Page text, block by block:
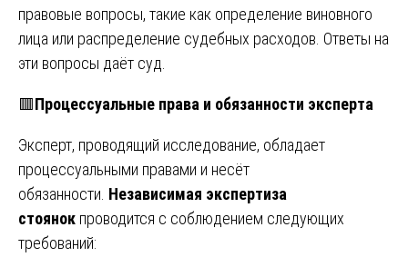
правовые вопросы, такие как определение виновного
лица или распределение судебных расходов. Ответы на
эти вопросы даёт суд.
🟥Процессуальные права и обязанности эксперта
Эксперт, проводящий исследование, обладает
процессуальными правами и несёт
обязанности. Независимая экспертиза
стоянок проводится с соблюдением следующих
требований: